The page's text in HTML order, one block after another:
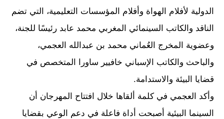
الدولية لأفلام الهواة وأفلام المؤسسات التعليمية، التي تضم
الناقد والكاتب السينمائي المغربي محمد عابد رئيسًا للجنة،
وعضوية المخرج العُماني محمد بن عبدالله العجمي،
والباحث والكاتب الإسباني خافيير ساورا المتخصص في
قضايا البيئة والاستدامة.
وأكد العجمي في كلمة ألقاها خلال افتتاح المهرجان أن
السينما البيئية أصبحت أداة فاعلة في دعم الوعي بقضايا